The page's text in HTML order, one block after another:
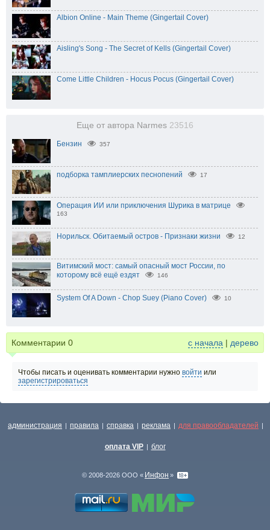
Albion Online - Main Theme (Gingertail Cover)
Aisling's Song - The Secret of Kells (Gingertail Cover)
Come Little Children - Hocus Pocus (Gingertail Cover)
Еще от автора Narmes 23516
Бензин 357
подборка тамплиерских песнопений 17
Операция ИИ или приключения Шурика в матрице
163
Норильск. Обитаемый остров - Признаки жизни 12
Витимский мост: самый опасный мост России, по
которому всё ещё ездят
146
System Of A Down - Chop Suey (Piano Cover) 10
Комментарии 0 с начала | дерево
Чтобы писать и оценивать комментарии нужно войти или
зарегистрироваться
администрация | правила | справка | реклама | для правообладателей |
оплата VIP | блог
© 2008-2026 ООО « Инфон »